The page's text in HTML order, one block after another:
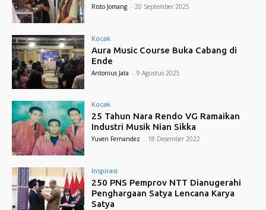
Risto Jomang - 20 September 2025
Kocak
Aura Music Course Buka Cabang di
Ende
Antonius Jata - 9 Agustus 2025
Kocak
25 Tahun Nara Rendo VG Ramaikan
Industri Musik Nian Sikka
Yuven Fernandez - 18 Desember 2022
Inspirasi
250 PNS Pemprov NTT Dianugerahi
Penghargaan Satya Lencana Karya
Satya